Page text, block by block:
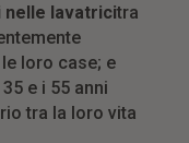
nelle lavatricitra
loro case; e
e i 55 anni
tra la loro vita